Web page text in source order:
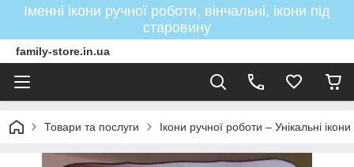
Іменні ікони ручної роботи, вінчальні, ікони під
старовину
family-store.in.ua
Товари та послуги Ікони ручної роботи – Унікальні